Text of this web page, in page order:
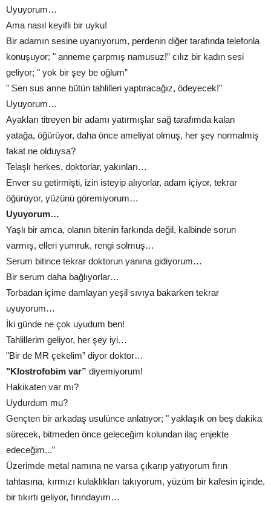
Uyuyorum…
Ama nasıl keyifli bir uyku!
Bir adamın sesine uyanıyorum, perdenin diğer tarafında telefonla
konuşuyor; " anneme çarpmış namusuz!” cılız bir kadın sesi
geliyor; " yok bir şey be oğlum”
" Sen sus anne bütün tahlilleri yaptıracağız, ödeyecek!”
Uyuyorum…
Ayakları titreyen bir adamı yatırmışlar sağ tarafımda kalan
yatağa, öğürüyor, daha önce ameliyat olmuş, her şey normalmiş
fakat ne olduysa?
Telaşlı herkes, doktorlar, yakınları…
Enver su getirmişti, izin isteyip alıyorlar, adam içiyor, tekrar
öğürüyor, yüzünü göremiyorum…
Uyuyorum…
Yaşlı bir amca, olanın bitenin farkında değil, kalbinde sorun
varmış, elleri yumruk, rengi solmuş…
Serum bitince tekrar doktorun yanına gidiyorum…
Bir serum daha bağlıyorlar…
Torbadan içime damlayan yeşil sıvıya bakarken tekrar
uyuyorum…
İki günde ne çok uyudum ben!
Tahlillerim geliyor, her şey iyi…
"Bir de MR çekelim” diyor doktor…
"Klostrofobim var” diyemiyorum!
Hakikaten var mı?
Uydurdum mu?
Gençten bir arkadaş usulünce anlatıyor; " yaklaşık on beş dakika
sürecek, bitmeden önce geleceğim kolundan ilaç enjekte
edeceğim...”
Üzerimde metal namına ne varsa çıkarıp yatıyorum fırın
tahtasına, kırmızı kulaklıkları takıyorum, yüzüm bir kafesin içinde,
bir tıkırtı geliyor, fırındayım…